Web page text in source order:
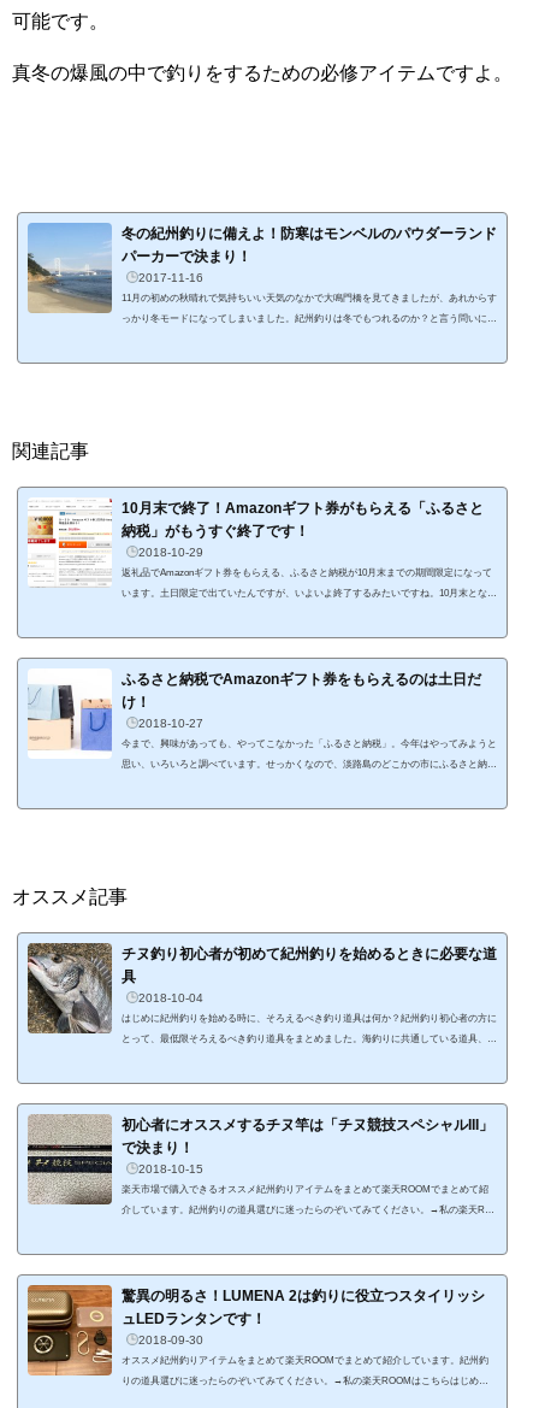
可能です。
真冬の爆風の中で釣りをするための必修アイテムですよ。
冬の紀州釣りに備えよ！防寒はモンベルのパウダーランド
パーカーで決まり！
2017-11-16
11月の初めの秋晴れで気持ちいい天気のなかで大鳴門橋を見てきましたが、あれからす
っかり冬モードになってしまいました。紀州釣りは冬でもつれるのか？と言う問いに
関連記事
10月末で終了！Amazonギフト券がもらえる「ふるさと
納税」がもうすぐ終了です！
2018-10-29
返礼品でAmazonギフト券をもらえる、ふるさと納税が10月末までの期間限定になって
います。土日限定で出ていたんですが、いよいよ終了するみたいですね。10月末となっ
フト券） 15万円（6万円分Amazonギフト券） 20万円（８万円分Amazonギフト券） 30
万円（12万円分Amazonギフト券） 40万...
ふるさと納税でAmazonギフト券をもらえるのは土日だ
け！
2018-10-27
今まで、興味があっても、やってこなかった「ふるさと納税」。今年はやってみようと
思い、いろいろと調べています。せっかくなので、淡路島のどこかの市にふるさと納税
オススメ記事
チヌ釣り初心者が初めて紀州釣りを始めるときに必要な道
具
2018-10-04
はじめに紀州釣りを始める時に、そろえるべき釣り道具は何か？紀州釣り初心者の方に
とって、最低限そろえるべき釣り道具をまとめました。海釣りに共通している道具、紀
が愛用してる竿は、がまかつのチヌ競技スペシャル III 0.6号-5.0です。0号だと柔らか
すぎて、チヌを掛けた時にコン...
初心者にオススメするチヌ竿は「チヌ競技スペシャルIII」
で決まり！
2018-10-15
楽天市場で購入できるオススメ紀州釣りアイテムをまとめて楽天ROOMでまとめて紹
介しています。紀州釣りの道具選びに迷ったらのぞいてみてください。→私の楽天RO
て、安い竿をはじめに買ってしまうと、買い換える羽目になってしまいます。買い換え
る場合は、やはり価格が高くて性能が...
驚異の明るさ！LUMENA 2は釣りに役立つスタイリッシ
ュLEDランタンです！
2018-09-30
オススメ紀州釣りアイテムをまとめて楽天ROOMでまとめて紹介しています。紀州釣
りの道具選びに迷ったらのぞいてみてください。→私の楽天ROOMはこちらはじめに